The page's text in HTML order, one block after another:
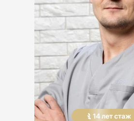
14 летстаж